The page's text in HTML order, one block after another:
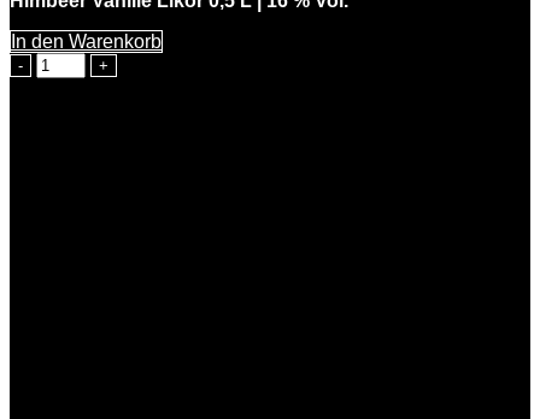
In den Warenkorb
Himmlische
Beerta